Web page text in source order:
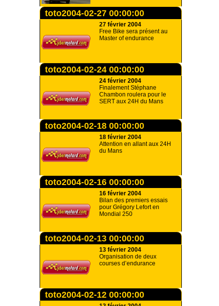
toto2004-02-27 00:00:00
27 février 2004
Free Bike sera présent au
Master of endurance
toto2004-02-24 00:00:00
24 février 2004
Finalement Stéphane
Chambon roulera pour le
SERT aux 24H du Mans
toto2004-02-18 00:00:00
18 février 2004
Attention en allant aux 24H
du Mans
toto2004-02-16 00:00:00
16 février 2004
Bilan des premiers essais
pour Grégory Lefort en
Mondial 250
toto2004-02-13 00:00:00
13 février 2004
Organisation de deux
courses d’endurance
toto2004-02-12 00:00:00